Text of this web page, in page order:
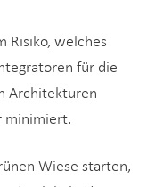
Risiko, welches
für die
Architekturen
minimiert.
Wiese starten,